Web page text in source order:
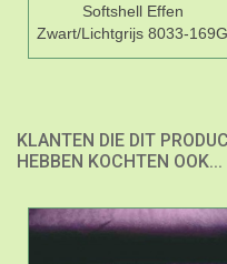
Softshell Effen
Zwart/Lichtgrijs 8033-169G
KLANTEN DIE DIT
HEBBEN KOCHTEN OOK...